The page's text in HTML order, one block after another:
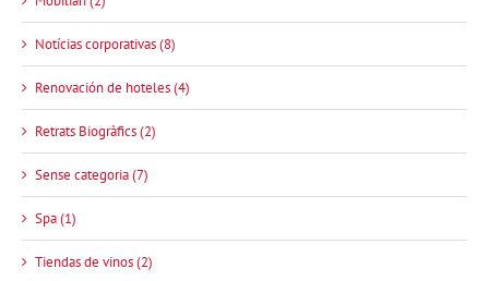
Notícias corporativas (8)
Renovación de hoteles (4)
Retrats Biogràfics (2)
Sense categoria (7)
Spa (1)
Tiendas de vinos (2)